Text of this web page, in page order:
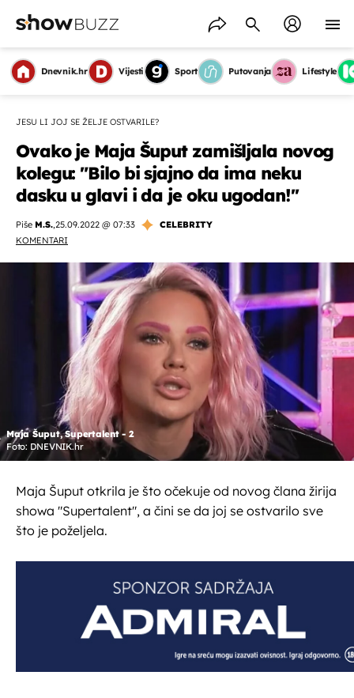
Dnevnik.hr Vijesti Sport Putovanja Lifestyle
JESU LI JOJ SE ŽELJE OSTVARILE?
Ovako je Maja Šuput zamišljala novog
kolegu: "Bilo bi sjajno da ima neku
dasku u glavi i da je oku ugodan!''
Piše M.S.,25.09.2022 @ 07:33
CELEBRITY
KOMENTARI
Maja Šuput, Supertalent - 2
Foto: DNEVNIK.hr
Maja Šuput otkrila je što očekuje od novog člana žirija
showa "Supertalent", a čini se da joj se ostvarilo sve
što je poželjela.
OMOGUĆI OBAVIJESTI